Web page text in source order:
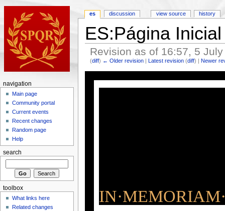
ES:Página Inicial
Revision as of 16:57, 5
(diff) ← Older revision |Latest revision (diff) |Newer
es discussion view source history
navigation
Main page
Community portal
Current events
Recent changes
Random page
Help
search
toolbox
What links here
Related changes